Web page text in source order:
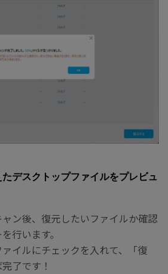
デスクトップファイルをプレビュ
ン後、復元したいファイルか確認
行います。
イルにチェックを入れて、「復
了です！